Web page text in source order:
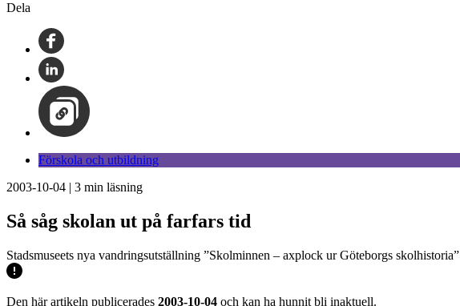
Dela
Förskola och utbildning
2003-10-04 | 3 min läsning
Så såg skolan ut på farfars tid
Stadsmuseets nya vandringsutställning ”Skolminnen – axplock ur Göteborgs
Den här artikeln publicerades 2003-10-04 och kan ha hunnit bli inaktuell.